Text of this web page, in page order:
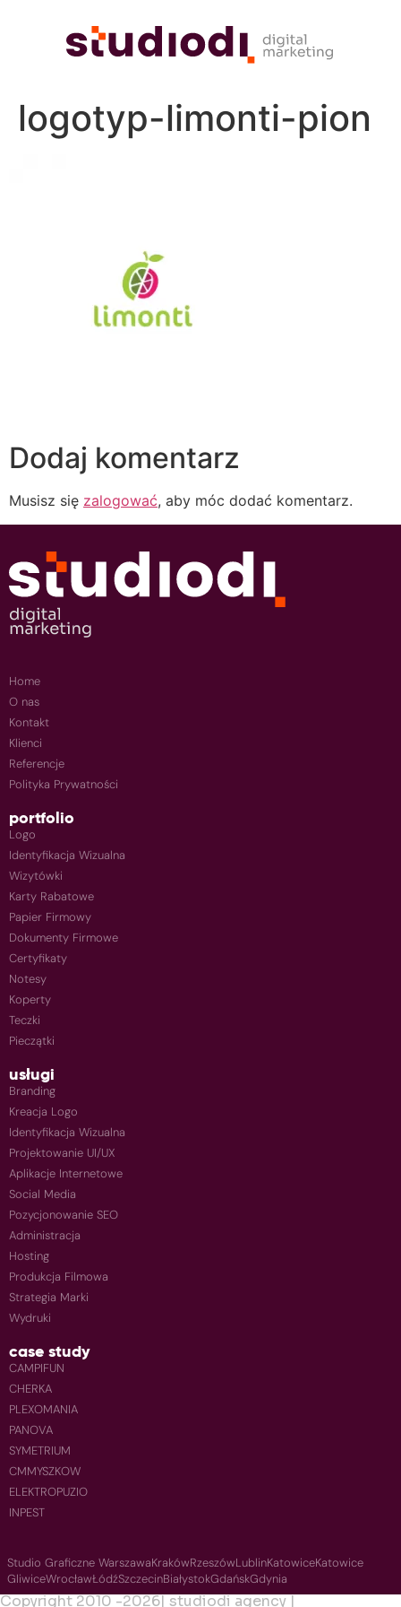
logotyp-limonti-pion
Dodaj komentarz
Musisz się zalogować, aby móc dodać komentarz.
Home
O nas
Kontakt
Klienci
Referencje
Polityka Prywatności
portfolio
Logo
Identyfikacja Wizualna
Wizytówki
Karty Rabatowe
Papier Firmowy
Dokumenty Firmowe
Certyfikaty
Notesy
Koperty
Teczki
Pieczątki
usługi
Branding
Kreacja Logo
Identyfikacja Wizualna
Projektowanie UI/UX
Aplikacje Internetowe
Social Media
Pozycjonowanie SEO
Administracja
Hosting
Produkcja Filmowa
Strategia Marki
Wydruki
case study
CAMPIFUN
CHERKA
PLEXOMANIA
PANOVA
SYMETRIUM
CMMYSZKOW
ELEKTROPUZIO
INPEST
Studio Graficzne WarszawaKrakówRzeszówLublinKatowiceKatowice
GliwiceWrocławŁódźSzczecinBiałystokGdańskGdynia
Copyright 2010 -2026| studiodi agency |